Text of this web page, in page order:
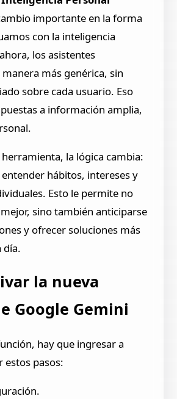
importante en la forma
con la inteligencia
los asistentes
más genérica, sin
sobre cada usuario. Eso
a información amplia,
la lógica cambia:
entender hábitos, intereses y
Esto le permite no
sino también anticiparse
y ofrecer soluciones más
día.
la nueva
Google Gemini
hay que ingresar a
estos pasos: